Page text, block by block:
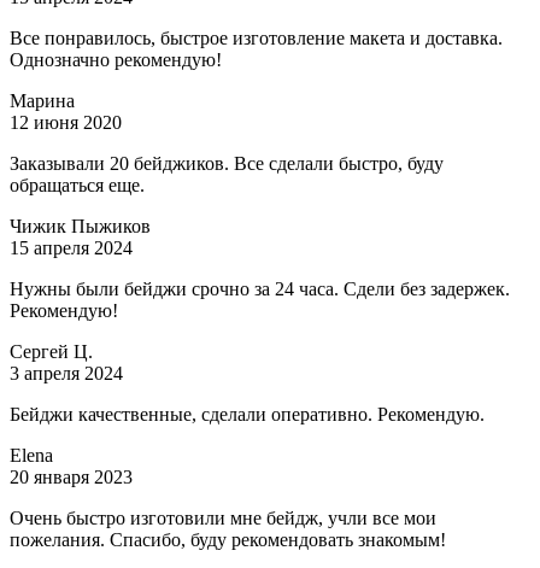
Все понравилось, быстрое изготовление макета и доставка.
Однозначно рекомендую!
Марина
12 июня 2020
Заказывали 20 бейджиков. Все сделали быстро, буду
обращаться еще.
Чижик Пыжиков
15 апреля 2024
Нужны были бейджи срочно за 24 часа. Сдели без задержек.
Рекомендую!
Сергей Ц.
3 апреля 2024
Бейджи качественные, сделали оперативно. Рекомендую.
Elena
20 января 2023
Очень быстро изготовили мне бейдж, учли все мои
пожелания. Спасибо, буду рекомендовать знакомым!